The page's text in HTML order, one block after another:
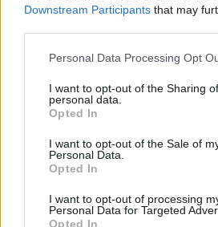
Downstream Participants that may
Personal Data Processing Opt
I want to opt-out of the Sharing
personal data.
Opted In
I want to opt-out of the Sale of
Personal Data.
Opted In
I want to opt-out of processing
Personal Data for Targeted
Opted In
Noi di LegnanoNews abbiamo a
nostro territorio e cerchiamo di
PIÙ INFORMAZIONI SU
palio di legnano 2026